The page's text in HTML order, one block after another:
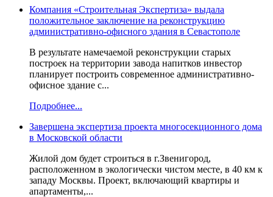
Компания «Строительная Экспертиза» выдала
положительное заключение на реконструкцию
административно-офисного здания в Севастополе
В результате намечаемой реконструкции старых
построек на территории завода напитков инвестор
планирует построить современное административно-
офисное здание с...
Подробнее...
Завершена экспертиза проекта многосекционного дома
в Московской области
Жилой дом будет строиться в г.Звенигород,
расположенном в экологически чистом месте, в 40 км к
западу Москвы. Проект, включающий квартиры и
апартаменты,...